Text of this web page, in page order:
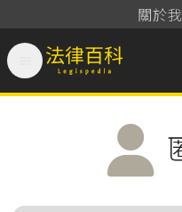
關於
法律百科 Legispedia